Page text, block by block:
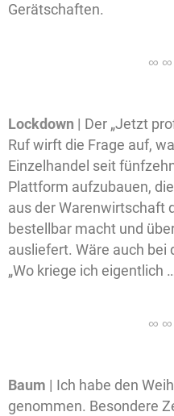
Gerätschaften.
Lockdown | Der „Jetzt
Ruf wirft die Frage auf,
Einzelhandel seit
Plattform aufzubauen,
aus der Warenwirtschaft
bestellbar macht und
ausliefert. Wäre auch bei
„Wo kriege ich eigentlich
Baum | Ich habe den
genommen. Besondere